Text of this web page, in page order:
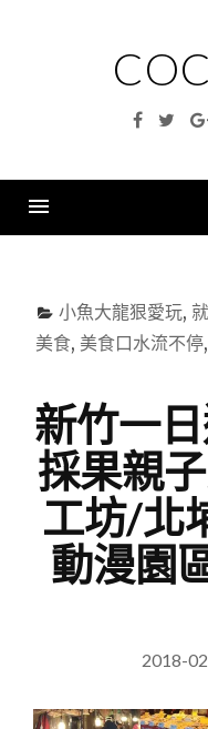
小魚大龍狠愛玩,
美食, 美食口水流不停,
新竹一
採果親
工坊/北
動漫園
2018-